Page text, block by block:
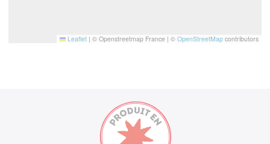
Leaflet | © Openstreetmap France | © OpenStreetMap contributors